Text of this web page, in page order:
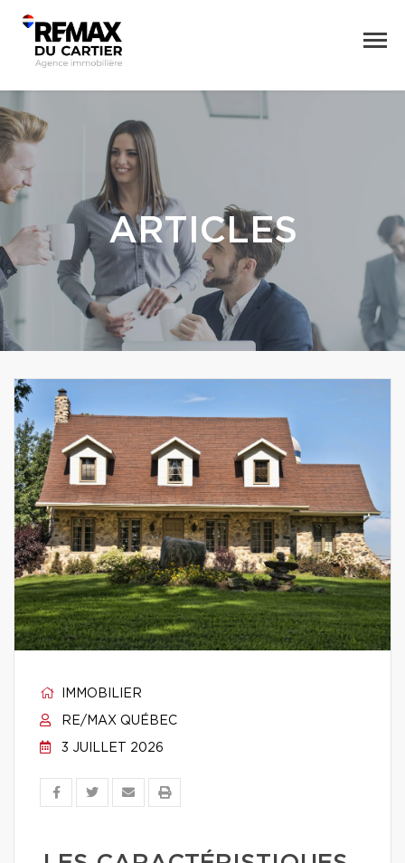
ARTICLES
IMMOBILIER
RE/MAX QUÉBEC
3 JUILLET 2026